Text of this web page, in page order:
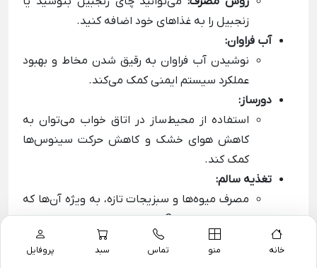
خانه منو تماس سبد پروفایل
زنجبیل را به غذاهای خود اضافه کنید.
آب فراوان:
نوشیدن آب فراوان به رقیق شدن مخاط و بهبود
عملکرد سیستم ایمنی کمک می‌کند.
دورساز:
استفاده از محیط‌ساز در اتاق خواب می‌توان به
کاهش هوای خشک و کاهش حرکت سینوس‌ها
کمک کند.
تغذیه سالم:
مصرف میوه‌ها و سبزیجات تازه، به ویژه آن‌ها که
حاوی ویتامین C هستند، به تقویت سیستم
ایمنی کمک می‌کند.
از مصرف غذاهای فرآوری شده، لبنیات و غذاهای